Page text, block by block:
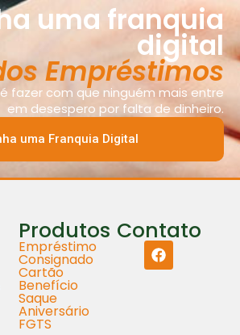
uma franquia
digital
Empréstimos
fazer com que ninguém mais entre
em desespero por falta de dinheiro.
uma Franquia Digital
Produtos
Empréstimo
Consignado
Cartão
Benefício
Saque
Aniversário
FGTS
Contato